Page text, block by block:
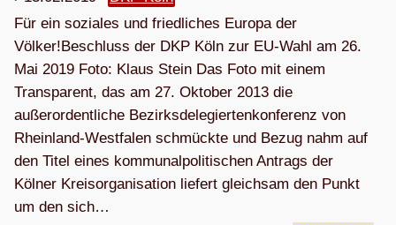
Für ein soziales und friedliches Europa der
Völker!Beschluss der DKP Köln zur EU-Wahl am 26.
Mai 2019 Foto: Klaus Stein Das Foto mit einem
Transparent, das am 27. Oktober 2013 die
außerordentliche Bezirksdelegiertenkonferenz von
Rheinland-Westfalen schmückte und Bezug nahm auf
den Titel eines kommunalpolitischen Antrags der
Kölner Kreisorganisation liefert gleichsam den Punkt
um den sich…